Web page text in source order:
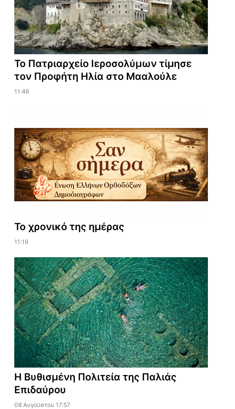
Το Πατριαρχείο Ιεροσολύμων τίμησε
τον Προφήτη Ηλία στο Μααλούλε
11:46
Το χρονικό της ημέρας
11:19
Η Βυθισμένη Πολιτεία της Παλιάς
Επιδαύρου
08 Αυγούστου 17:57